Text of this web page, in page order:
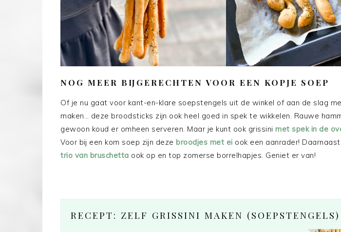
NOG MEER BIJGERECHTEN VOOR EEN KOPJE SOEP
Of je nu gaat voor kant-en-klare soepstengels uit de winkel of aan de slag
maken… deze broodsticks zijn ook heel goed in spek te wikkelen. Rauwe
gewoon koud er omheen serveren. Maar je kunt ook grissini met spek in de
Voor bij een kom soep zijn deze broodjes met ei ook een aanrader!
trio van bruschetta ook op en top zomerse borrelhapjes. Geniet er van!
RECEPT: ZELF GRISSINI MAKEN (SOEPSTENGELS)